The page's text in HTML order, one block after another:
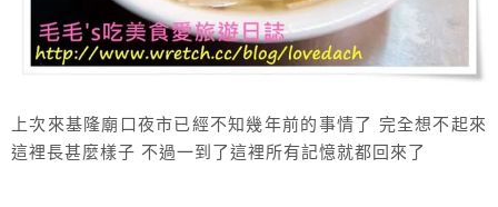
上次來基隆廟口夜市已經不知幾年前的事情了 完全想不起來
這裡長甚麼樣子 不過一到了這裡所有記憶就都回來了